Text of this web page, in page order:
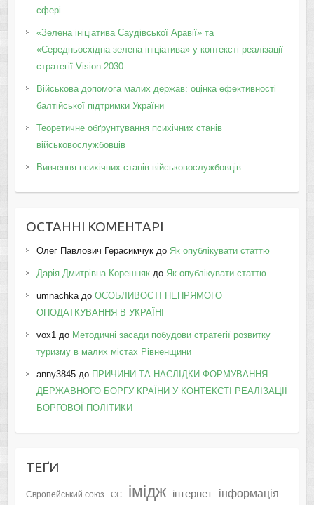
сфері
«Зелена ініціатива Саудівської Аравії» та
«Середньосхідна зелена ініціатива» у контексті реалізації
стратегії Vision 2030
Військова допомога малих держав: оцінка ефективності
балтійської підтримки України
Теоретичне обґрунтування психічних станів
військовослужбовців
Вивчення психічних станів військовослужбовців
ОСТАННІ КОМЕНТАРІ
Олег Павлович Герасимчукдо Як опублікувати статтю
Дарія Дмитрівна Корешнякдо Як опублікувати статтю
umnachkaдо ОСОБЛИВОСТІ НЕПРЯМОГО
ОПОДАТКУВАННЯ В УКРАЇНІ
vox1до Методичні засади побудови стратегії розвитку
туризму в малих містах Рівненщини
anny3845до ПРИЧИНИ ТА НАСЛІДКИ ФОРМУВАННЯ
ДЕРЖАВНОГО БОРГУ КРАЇНИ У КОНТЕКСТІ РЕАЛІЗАЦІЇ
БОРГОВОЇ ПОЛІТИКИ
ТЕҐИ
Європейський союз ЄС імідж інтернет інформація